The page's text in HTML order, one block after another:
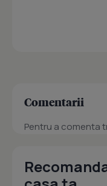
Comentarii
Pentru a comenta